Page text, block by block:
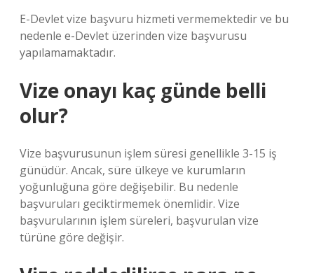
E-Devlet vize başvuru hizmeti vermemektedir ve bu
nedenle e-Devlet üzerinden vize başvurusu
yapılamamaktadır.
Vize onayı kaç günde belli
olur?
Vize başvurusunun işlem süresi genellikle 3-15 iş
günüdür. Ancak, süre ülkeye ve kurumların
yoğunluğuna göre değişebilir. Bu nedenle
başvuruları geciktirmemek önemlidir. Vize
başvurularının işlem süreleri, başvurulan vize
türüne göre değişir.